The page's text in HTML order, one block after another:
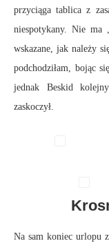
przyciąga tablica z
niespotykany. Nie ma
wskazane, jak należy
podchodziłam, bojąc
jednak Beskid
zaskoczył.
Na sam koniec urlopu